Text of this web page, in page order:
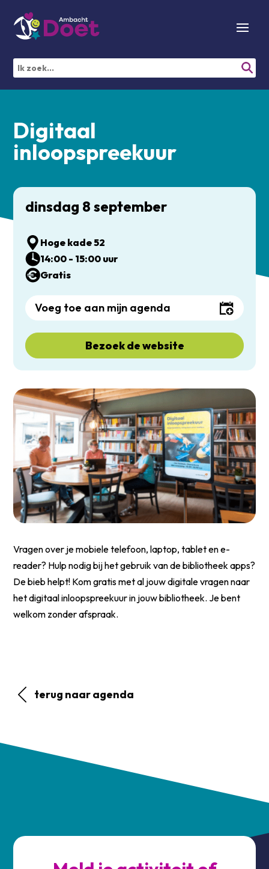
Digitaal
inloopspreekuur
Vragen over je mobiele telefoon, laptop, tablet en e-
reader? Hulp nodig bij het gebruik van de bibliotheek apps?
De bieb helpt! Kom gratis met al jouw digitale vragen naar
het digitaal inloopspreekuur in jouw bibliotheek. Je bent
welkom zonder afspraak.
terug naar agenda
dinsdag 8 september
Hoge kade 52
14:00 - 15:00 uur
Gratis
Voeg toe aan mijn agenda
Bezoek de website